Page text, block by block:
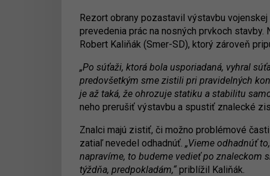
Rezort obrany pozastavil výstavbu
prevedenia prác na nosných prvkoch
Robert Kaliňák (Smer-SD), ktorý zároveň
„Po súťaži, ktorá bola usporiadaná, vyhral
predovšetkým sme zistili pri pravidelných
je až taká, že ohrozuje statiku a stabilitu
neho prerušiť výstavbu a spustiť znalecké
Znalci majú zistiť, či možno problémové
zatiaľ nevedel odhadnúť. „Vieme odhadnúť
napravíme, to budeme vedieť po znaleckom
týždňa, predpokladám,“ priblížil Kaliňák.